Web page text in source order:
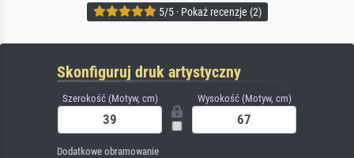
5/5 · Pokaż recenzje (2)
Skonfiguruj druk artystyczny
Szerokość (Motyw, cm) Wysokość (Motyw, cm)
Dodatkowe obramowanie